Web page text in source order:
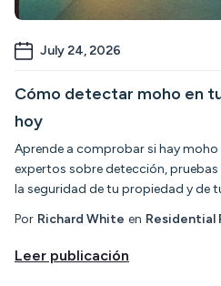
July 24, 2026
Cómo detectar moho en
hoy
Aprende a comprobar si hay
expertos sobre detección,
la seguridad de tu propiedad y de
Por Richard White en Residential
Leer publicación